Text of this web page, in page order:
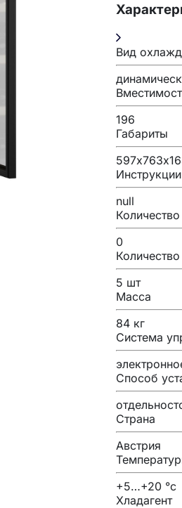
Вид
196
Габариты
Инструкции
null
Количество
0
5 шт
Масса
84 кг
Система
Способ
Страна
Австрия
+5…+20 °с
Хладагент